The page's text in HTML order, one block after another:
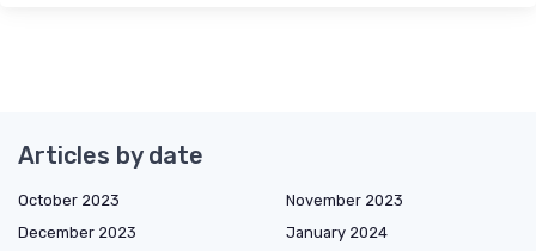
Articles by date
October 2023
November 2023
December 2023
January 2024